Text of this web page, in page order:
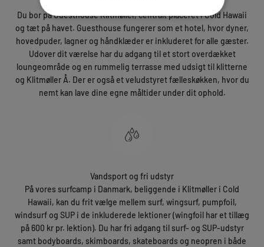
Du bor på Guesthouse Klitmøller, centralt placeret i Cold Hawaii
og tæt på havet. Guesthouse fungerer som et hotel, hvor dyner,
hovedpuder, lagner og håndklæder er inkluderet for alle gæster.
Udover dit værelse har du adgang til et stort overdækket
loungeområde og en rummelig terrasse med udsigt til klitterne
og Klitmøller Å. Der er også et veludstyret fælleskøkken, hvor du
nemt kan lave dine egne måltider under dit ophold.
Vandsport og fri udstyr
På vores surfcamp i Danmark, beliggende i Klitmøller i Cold
Hawaii, kan du frit vælge mellem surf, wingsurf, pumpfoil,
windsurf og SUP i de inkluderede lektioner (wingfoil har et tillæg
på 600 kr pr. lektion). Du har fri adgang til surf- og SUP-udstyr
samt bodyboards, skimboards, skateboards og neopren i både